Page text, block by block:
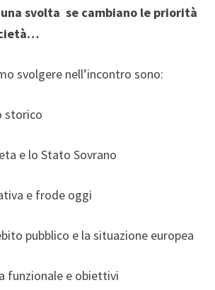
una svolta se cambiano le priorità
svolgere nell’incontro sono:
storico
e lo Stato Sovrano
e frode oggi
pubblico e la situazione europea
funzionale e obiettivi